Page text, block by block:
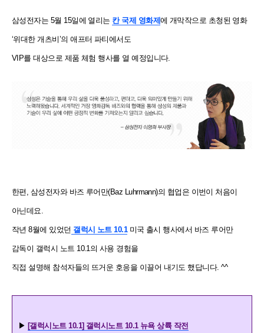
삼성전자는 5월 15일에 열리는 칸 국제 영화제에 개막작으로 초청된 영화
‘위대한 개츠비’의 애프터 파티에서도
VIP를 대상으로 제품 체험 행사를 열 예정입니다.
한편, 삼성전자와 바즈 루어만(Baz Luhrmann)의 협업은 이번이 처음이
아닌데요.
작년 8월에 있었던 갤럭시 노트 10.1미국 출시 행사에서 바즈 루어만
감독이 갤럭시 노트 10.1의 사용 경험을
직접 설명해 참석자들의 뜨거운 호응을 이끌어 내기도 했답니다. ^^
▶ [갤럭시노트 10.1] 갤럭시노트 10.1 뉴욕 상륙 작전